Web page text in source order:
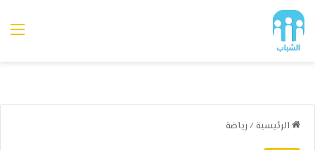
الرئيسية / رياضة